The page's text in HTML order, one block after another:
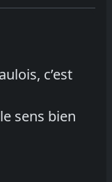
c’est
sens bien